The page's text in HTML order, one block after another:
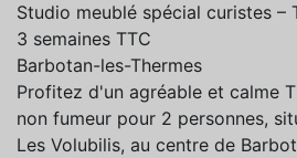
Studio meublé spécial curistes –
3 semaines TTC
Barbotan-les-Thermes
Profitez d'un agréable et calme
non fumeur pour 2 personnes,
Les Volubilis, au centre de